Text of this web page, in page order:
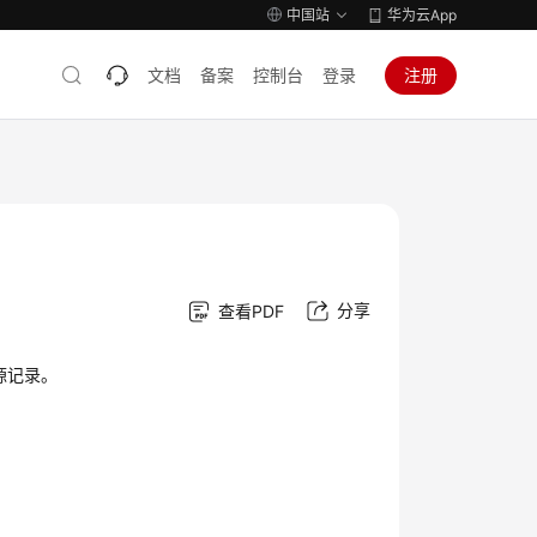
中国站 华为云App
文档 备案 控制台 登录 注册
查看PDF 分享
录。